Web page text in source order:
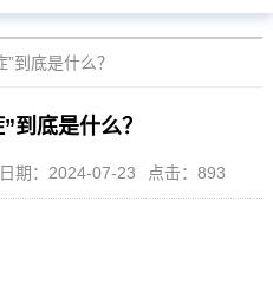
到底是什么？
到底是什么？
日期：2024-07-23 点击：893